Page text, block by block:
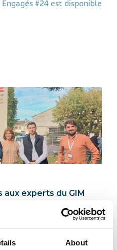
About
Engagés #24 est disponible
aux experts du GIM
GROUSSIER, Naomi
pu être accueillis par les